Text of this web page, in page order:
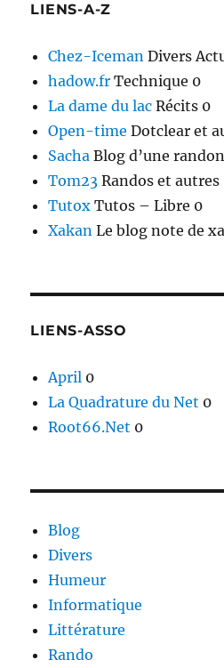
LIENS-A-Z
Chez-Iceman Divers
hadow.fr Technique 0
La dame du lac Récits 0
Open-time Dotclear et
Sacha Blog d’une
Tom23 Randos et autres
Tutox Tutos – Libre 0
Xakan Le blog note de
LIENS-ASSO
April 0
La Quadrature du Net 0
Root66.Net 0
Blog
Divers
Humeur
Informatique
Littérature
Rando